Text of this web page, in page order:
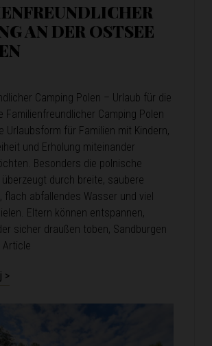
AN DER OSTSEE
Camping Polen – Urlaub für die
Familienfreundlicher Camping Polen
Urlaubsform für Familien mit Kindern,
und Erholung miteinander
Besonders die polnische
durch breite, saubere
flach abfallendes Wasser und viel
Eltern können entspannen,
sicher draußen toben, Sandburgen
Article
>